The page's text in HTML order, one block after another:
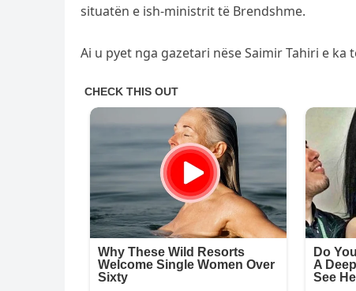
situatën e ish-ministrit të Brendshme.
Ai u pyet nga gazetari nëse Saimir Tahiri e